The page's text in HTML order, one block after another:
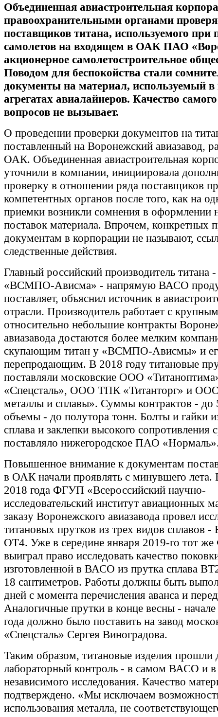
Объединенная авиастроительная
правоохранительными органами
поставщиков титана, используемого при
самолетов на входящем в ОАК ПАО
акционерное самолетостроительное
Поводом для беспокойства стали
документы на материал, используемый
агрегатах авиалайнеров. Качество
вопросов не вызывает.
О проведении проверки документов на
поставленный на Воронежский авиазавод,
ОАК. Объединенная авиастроительная
уточнили в компании, инициировала
проверку в отношении ряда поставщиков
компетентных органов после того, как на
приемки возникли сомнения в оформлении
поставок материала. Впрочем, конкретных
документам в корпорации не называют,
следственные действия.
Главный российский производитель титана
«ВСМПО-Ависма» - напрямую ВАСО
поставляет, объяснил источник в
отрасли. Производитель работает с
относительно небольшие контракты
авиазавода достаются более мелким
скупающим титан у «ВСМПО-Ависмы» и
перепродающим. В 2018 году титановые
поставляли московские ООО
«Спецсталь», ООО ТПК «Титанторг» и
металлы и сплавы». Суммы контрактов - до
объемы - до полутора тонн. Болты и гайки
сплава и заклепки высокого сопротивления
поставляло нижегородское ПАО
Повышенное внимание к документам
в ОАК начали проявлять с минувшего лета.
2018 года ФГУП «Всероссийский научно-
исследовательский институт авиационных
заказу Воронежского авиазавода провел
титановых прутков из трех видов сплавов
ОТ4. Уже в середине января 2019-го тот
выиграл право исследовать качество
изготовленной в ВАСО из прутка сплава
18 сантиметров. Работы должны быть
дней с момента перечисления аванса и
Аналогичные прутки в конце весны - начале
года должно было поставить на завод
«Спецсталь» Сергея Виноградова.
Таким образом, титановые изделия прошли
лабораторный контроль - в самом ВАСО и в
независимого исследования. Качество
подтверждено. «Мы исключаем
использования металла, не